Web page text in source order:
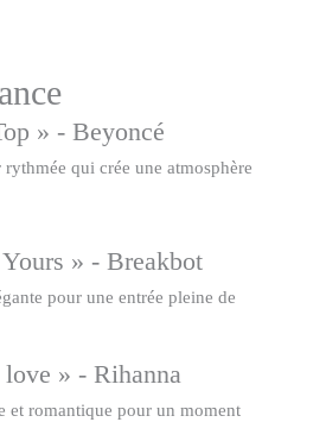
» - Beyoncé
qui crée une atmosphère
» - Breakbot
pour une entrée pleine de
» - Rihanna
et romantique pour un moment